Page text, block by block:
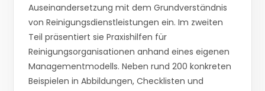
Auseinandersetzung mit dem Grundverständnis
von Reinigungsdienstleistungen ein. Im zweiten
Teil präsentiert sie Praxishilfen für
Reinigungsorganisationen anhand eines eigenen
Managementmodells. Neben rund 200 konkreten
Beispielen in Abbildungen, Checklisten und